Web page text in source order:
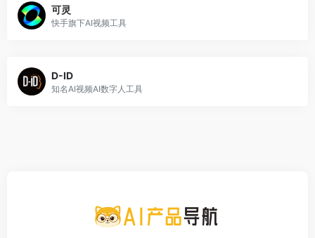
可灵
快手旗下AI视频工具
D-ID
知名AI视频AI数字人工具